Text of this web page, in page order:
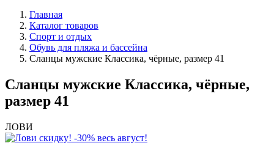
Главная
Каталог товаров
Спорт и отдых
Обувь для пляжа и бассейна
Сланцы мужские Классика, чёрные, размер 41
Сланцы мужские Классика, чёрные,
размер 41
ЛОВИ